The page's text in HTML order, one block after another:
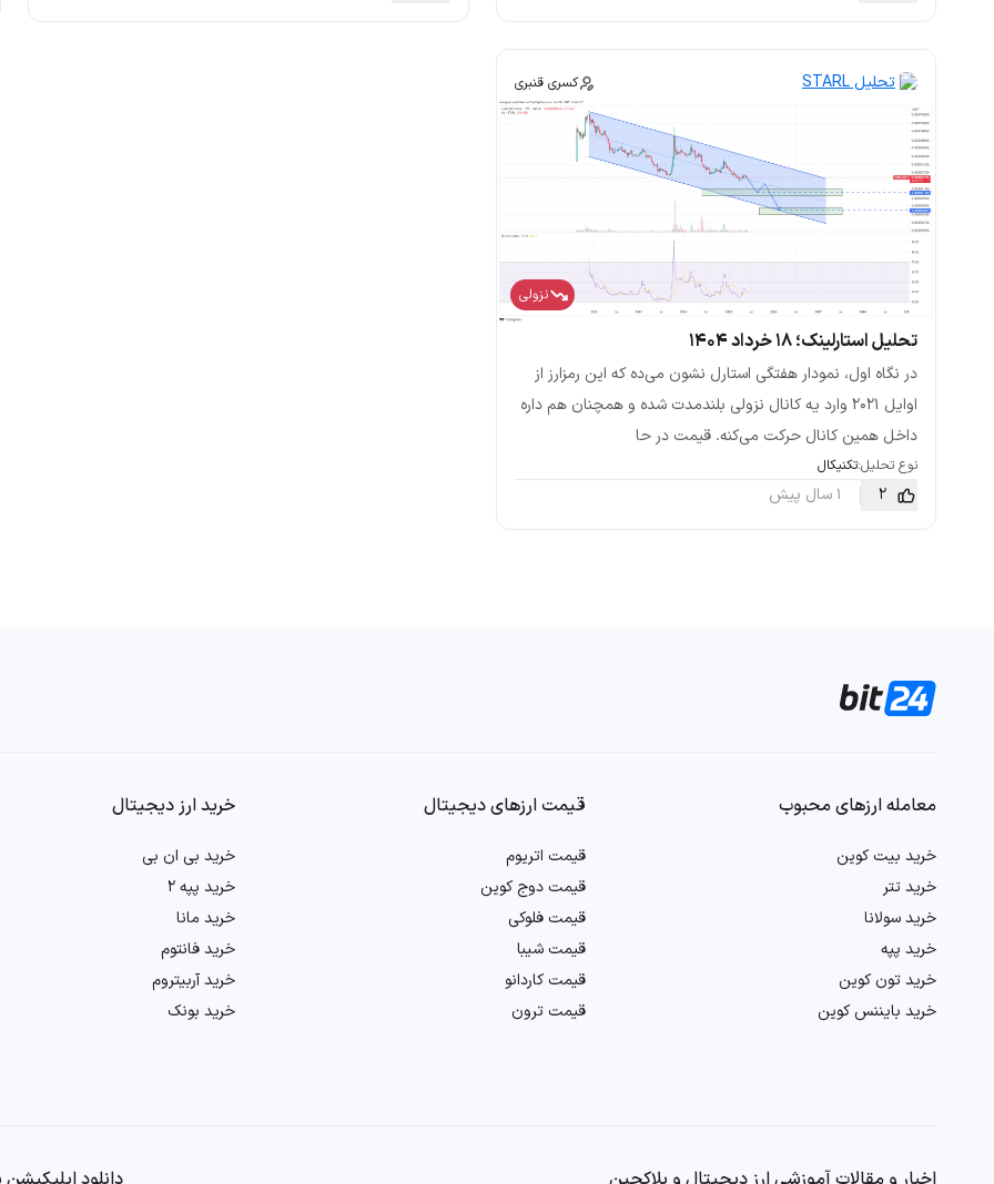
تحلیل STARL کسری قنبری
نزولی
تحلیل استارلینک؛‌ ۱۸ خرداد ۱۴۰۴
در نگاه اول، نمودار هفتگی استارل نشون می‌ده که این رمزارز از
اوایل ۲۰۲۱ وارد یه کانال نزولی بلندمدت شده و همچنان هم داره
داخل همین کانال حرکت می‌کنه. قیمت در حا
نوع تحلیل:تکنیکال
2 1 سال پیش
معامله ارزهای محبوب
خرید بیت کوین
خرید تتر
خرید سولانا
خرید پپه
خرید تون کوین
خرید بایننس کوین
قیمت ارزهای دیجیتال
قیمت اتریوم
قیمت دوج کوین
قیمت فلوکی
قیمت شیبا
قیمت کاردانو
قیمت ترون
خرید ارز دیجیتال
خرید بی ان بی
خرید پپه 2
خرید مانا
خرید فانتوم
خرید آربیتروم
خرید بونک